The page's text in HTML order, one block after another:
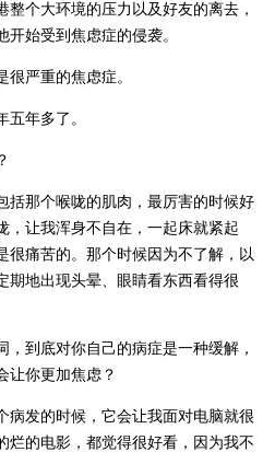
个大环境的压力以及好友的离去，
始受到焦虑症的侵袭。
严重的焦虑症。
年多了。
括那个喉咙的肌肉，最厉害的时候好
，让我浑身不自在，一起床就紧起
很痛苦的。那个时候因为不了解，以
期地出现头晕、眼睛看东西看得很
到底对你自己的病症是一种缓解，
让你更加焦虑？
病发的时候，它会让我面对电脑就很
烂的电影，都觉得很好看，因为我不